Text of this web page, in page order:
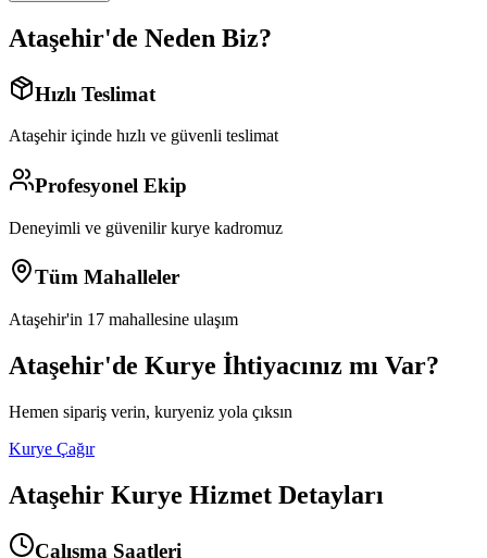
Ataşehir'de Neden Biz?
Hızlı Teslimat
Ataşehiriçinde hızlı ve güvenli teslimat
Profesyonel Ekip
Deneyimli ve güvenilir kurye kadromuz
Tüm Mahalleler
Ataşehir'in 17 mahallesine ulaşım
Ataşehir'de Kurye İhtiyacınız mı Var?
Hemen sipariş verin, kuryeniz yola çıksın
Kurye Çağır
Ataşehir Kurye Hizmet Detayları
Çalışma Saatleri